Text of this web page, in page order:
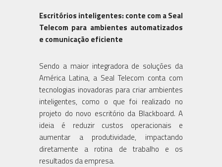
Escritórios inteligentes: conte com a Seal
Telecom para ambientes automatizados
e comunicação eficiente
Sendo a maior integradora de soluções da
América Latina, a Seal Telecom conta com
tecnologias inovadoras para criar ambientes
inteligentes, como o que foi realizado no
projeto do novo escritório da Blackboard. A
ideia é reduzir custos operacionais e
aumentar a produtividade, impactando
diretamente a rotina de trabalho e os
resultados da empresa.